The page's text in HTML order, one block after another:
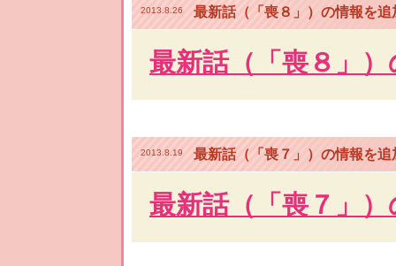
2013.8.26 最新話（「喪８」）の情報を追
最新話（「喪８」
2013.8.19 最新話（「喪７」）の情報を追
最新話（「喪７」